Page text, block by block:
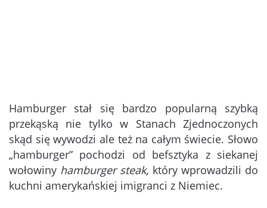
Hamburger stał się bardzo popularną szybką
przekąską nie tylko w Stanach Zjednoczonych
skąd się wywodzi ale też na całym świecie. Słowo
„hamburger” pochodzi od befsztyka z siekanej
wołowiny hamburger steak, który wprowadzili do
kuchni amerykańskiej imigranci z Niemiec.